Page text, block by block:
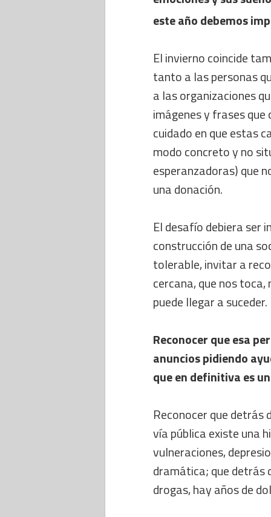
este año debemos
El invierno coincide
tanto a las personas
a las organizaciones
imágenes y frases
cuidado en que estas
modo concreto y no
esperanzadoras) que
una donación.
El desafío debiera ser
construcción de una
tolerable, invitar a
cercana, que nos
puede llegar a suceder.
Reconocer que esa
anuncios pidiendo
que en definitiva es
Reconocer que detrás
vía pública existe una
vulneraciones,
dramática; que detrás
drogas, hay años de